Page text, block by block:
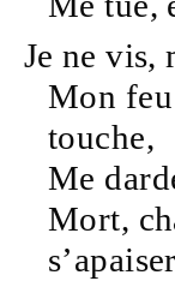
Je ne vis,
Mon feu
touche,
Me
Mort,